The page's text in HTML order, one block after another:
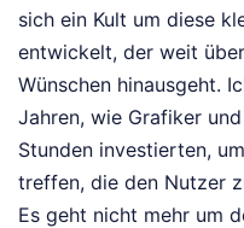
sich ein Kult um diese
entwickelt, der weit
Wünschen hinausgeht.
Jahren, wie Grafiker
Stunden investierten,
treffen, die den Nutzer
Es geht nicht mehr um